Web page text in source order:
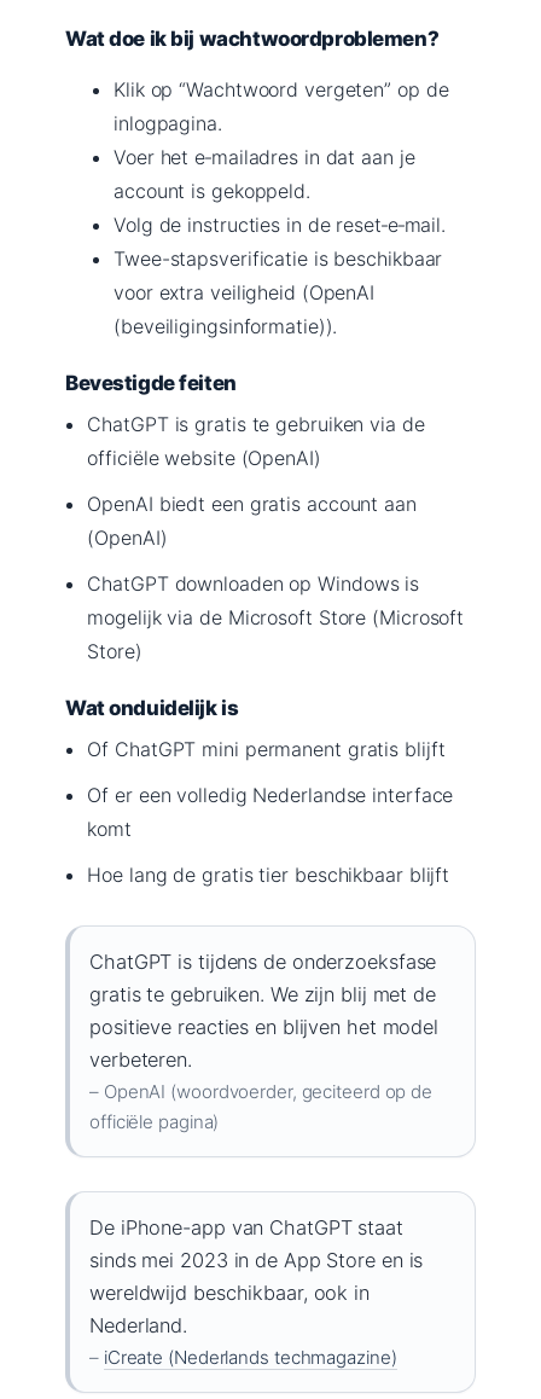
Wat doe ik bij wachtwoordproblemen?
Klik op “Wachtwoord vergeten” op de
inlogpagina.
Voer het e‑mailadres in dat aan je
account is gekoppeld.
Volg de instructies in de reset‑e‑mail.
Twee-stapsverificatie is beschikbaar
voor extra veiligheid (OpenAI
(beveiligingsinformatie)).
Bevestigde feiten
ChatGPT is gratis te gebruiken via de
officiële website (OpenAI)
OpenAI biedt een gratis account aan
(OpenAI)
ChatGPT downloaden op Windows is
mogelijk via de Microsoft Store (Microsoft
Store)
Wat onduidelijk is
Of ChatGPT mini permanent gratis blijft
Of er een volledig Nederlandse interface
komt
Hoe lang de gratis tier beschikbaar blijft
ChatGPT is tijdens de onderzoeksfase
gratis te gebruiken. We zijn blij met de
positieve reacties en blijven het model
verbeteren.
– OpenAI (woordvoerder, geciteerd op de
officiële pagina)
De iPhone-app van ChatGPT staat
sinds mei 2023 in de App Store en is
wereldwijd beschikbaar, ook in
Nederland.
– iCreate (Nederlands techmagazine)